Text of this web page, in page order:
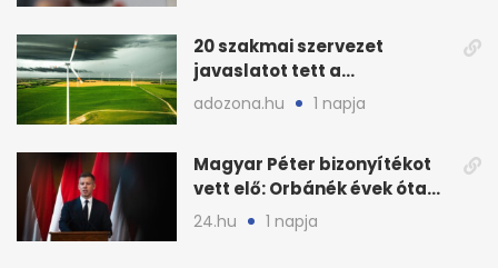
20 szakmai szervezet
javaslatot tett a
fenntartható szélenergia-
adozona.hu 1 napja
Magyar Péter bizonyítékot
vett elő: Orbánék évek óta
tudtak az energiarendszer
összeomlásáról
24.hu 1 napja